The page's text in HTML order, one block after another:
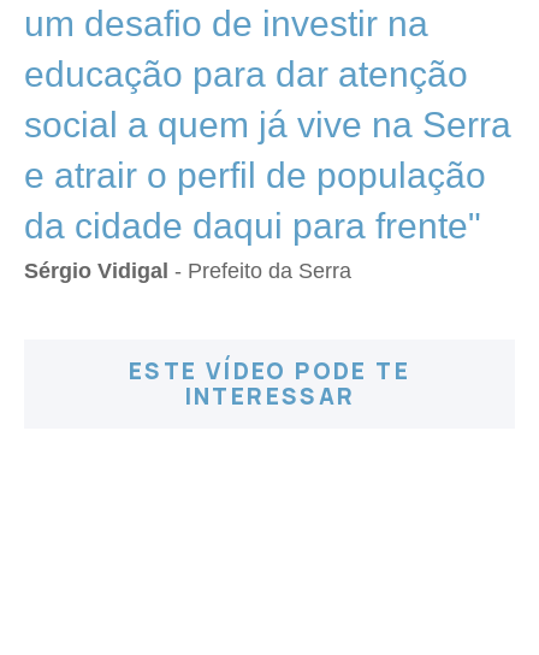
um desafio de investir na
educação para dar atenção
social a quem já vive na Serra
e atrair o perfil de população
da cidade daqui para frente"
Sérgio Vidigal - Prefeito da Serra
ESTE VÍDEO PODE TE
INTERESSAR